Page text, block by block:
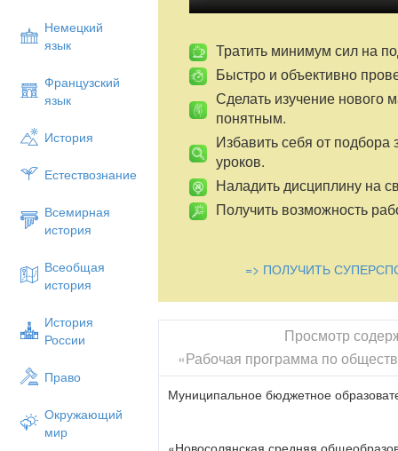
Немецкий
язык
Французский
язык
История
Естествознание
Всемирная
история
Всеобщая
история
История
России
Право
Окружающий
мир
Тратить минимум сил на
Быстро и объективно
Сделать изучение нового
понятным.
Избавить себя от подбора
уроков.
Наладить дисциплину на
Получить возможность
=> ПОЛУЧИТЬ
Просмотр
«Рабочая программа по
Муниципальное бюджетное
«Новосолянская средняя